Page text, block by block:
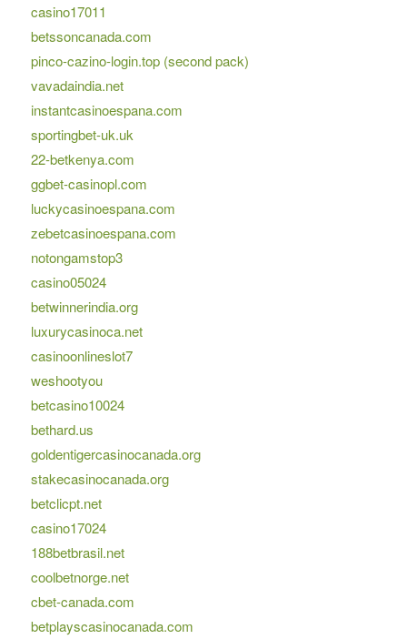
casino17011
betssoncanada.com
pinco-cazino-login.top (second pack)
vavadaindia.net
instantcasinoespana.com
sportingbet-uk.uk
22-betkenya.com
ggbet-casinopl.com
luckycasinoespana.com
zebetcasinoespana.com
notongamstop3
casino05024
betwinnerindia.org
luxurycasinoca.net
casinoonlineslot7
weshootyou
betcasino10024
bethard.us
goldentigercasinocanada.org
stakecasinocanada.org
betclicpt.net
casino17024
188betbrasil.net
coolbetnorge.net
cbet-canada.com
betplayscasinocanada.com